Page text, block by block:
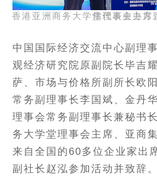
香港亚洲商务大学堂理事会主席、亚商集团创始人陈琦伟
中国国际经济交流中心副理
观经济研究院原副院长毕吉
萨、市场与价格所副所长欧
常务副理事长李国斌、金丹
理事会常务副理事长兼秘书
务大学堂理事会主席、亚商
来自全国的60多位企业家出
副社长赵泓参加活动并致辞。